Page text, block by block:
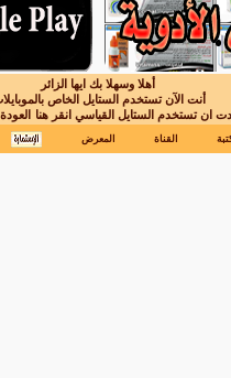
أهلا وسهلا بك ايها الزائر
أنت الآن تستخدم الستايل الخاص
ان تستخدم الستايل القياسي انقر هنا
القناة المعرض